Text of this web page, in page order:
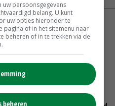
7730
Kees Huizinga: ‘Bezoek van
mag zelf groente plukken’
uw persoonsgegevens
belang. U kunt
uw opties hieronder te
pagina of in het sitemenu naar
beheren of in te trekken via de
beheren